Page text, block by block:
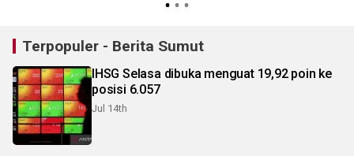
Terpopuler - Berita Sumut
IHSG Selasa dibuka menguat 19,92 poin ke
posisi 6.057
Jul 14th